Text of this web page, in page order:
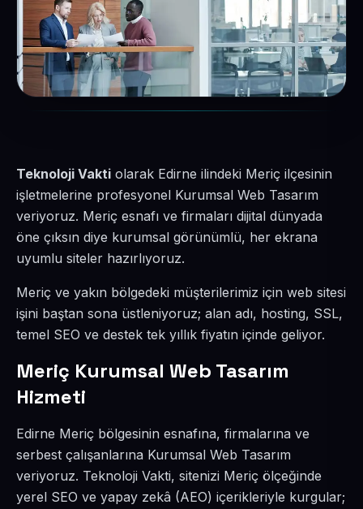
Teknoloji Vakti olarak Edirne ilindeki Meriç ilçesinin
işletmelerine profesyonel Kurumsal Web Tasarım
veriyoruz. Meriç esnafı ve firmaları dijital dünyada
öne çıksın diye kurumsal görünümlü, her ekrana
uyumlu siteler hazırlıyoruz.
Meriç ve yakın bölgedeki müşterilerimiz için web sitesi
işini baştan sona üstleniyoruz; alan adı, hosting, SSL,
temel SEO ve destek tek yıllık fiyatın içinde geliyor.
Meriç Kurumsal Web Tasarım
Hizmeti
Edirne Meriç bölgesinin esnafına, firmalarına ve
serbest çalışanlarına Kurumsal Web Tasarım
veriyoruz. Teknoloji Vakti, sitenizi Meriç ölçeğinde
yerel SEO ve yapay zekâ (AEO) içerikleriyle kurgular;